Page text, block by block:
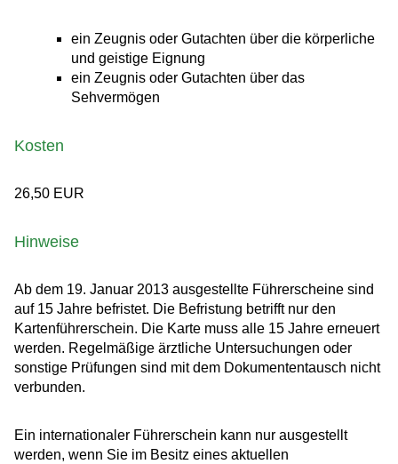
ein Zeugnis oder Gutachten über die körperliche
und geistige Eignung
ein Zeugnis oder Gutachten über das
Sehvermögen
Kosten
26,50 EUR
Hinweise
Ab dem 19. Januar 2013 ausgestellte Führerscheine sind
auf 15 Jahre befristet. Die Befristung betrifft nur den
Kartenführerschein. Die Karte muss alle 15 Jahre erneuert
werden. Regelmäßige ärztliche Untersuchungen oder
sonstige Prüfungen sind mit dem Dokumententausch nicht
verbunden.
Ein internationaler Führerschein kann nur ausgestellt
werden, wenn Sie im Besitz eines aktuellen